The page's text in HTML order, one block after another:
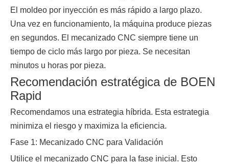
El moldeo por inyección es más rápido a largo plazo.
Una vez en funcionamiento, la máquina produce piezas
en segundos. El mecanizado CNC siempre tiene un
tiempo de ciclo más largo por pieza. Se necesitan
minutos u horas por pieza.
Recomendación estratégica de BOEN
Rapid
Recomendamos una estrategia híbrida. Esta estrategia
minimiza el riesgo y maximiza la eficiencia.
Fase 1: Mecanizado CNC para Validación
Utilice el mecanizado CNC para la fase inicial. Esto